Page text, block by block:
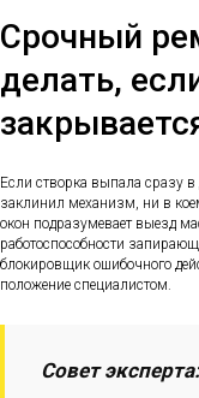
Срочный
делать,
Если створка выпала сразу
заклинил механизм, ни в
окон подразумевает выезд
работоспособности
блокировщик ошибочного
положение специалистом.
Совет эксперта: